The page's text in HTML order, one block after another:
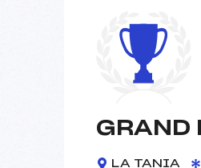
GRAND
LA TANIA